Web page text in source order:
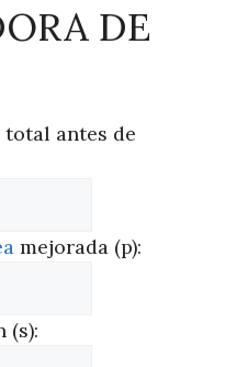
DE
antes de
mejorada (p):
(s):